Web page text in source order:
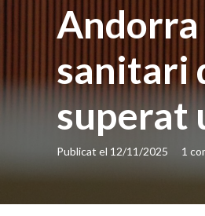
Andorra
sanitari
superat
Publicat el 12/11/2025 1